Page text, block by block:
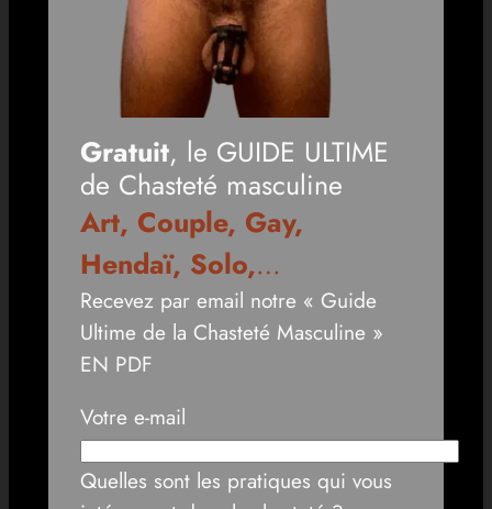
Gratuit, le GUIDE ULTIME
de Chasteté masculine
Art, Couple, Gay,
Hendaï, Solo,…
Recevez par email notre « Guide
Ultime de la Chasteté Masculine »
EN PDF
Votre e-mail
Quelles sont les pratiques qui vous